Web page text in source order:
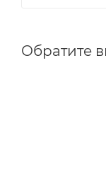
Обратите